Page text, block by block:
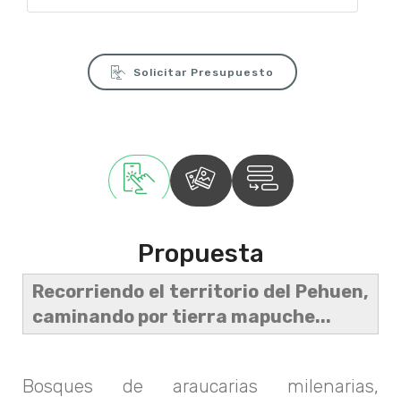
Solicitar Presupuesto
Propuesta
Recorriendo el territorio del Pehuen,
caminando por tierra mapuche...
Bosques de araucarias milenarias,